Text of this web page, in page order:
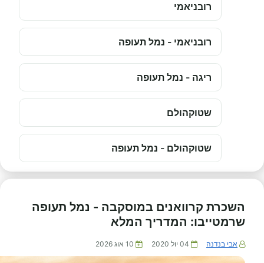
רובניאמי
רובניאמי - נמל תעופה
ריגה - נמל תעופה
שטוקהולם
שטוקהולם - נמל תעופה
השכרת קרוואנים במוסקבה - נמל תעופה
שרמטייבו: המדריך המלא
אבי בנדנה 04 יול 2020 10 אוג 2026